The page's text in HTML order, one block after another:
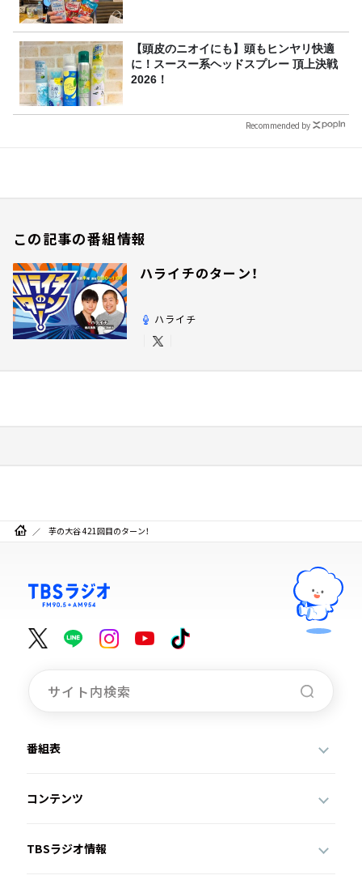
【頭皮のニオイにも】頭もヒンヤリ快適
に！スースー系ヘッドスプレー 頂上決戦
2026！
Recommended by
この記事の番組情報
ハライチのターン！
ハライチ
芋の大谷 421回目のターン！
番組表
コンテンツ
TBSラジオ情報